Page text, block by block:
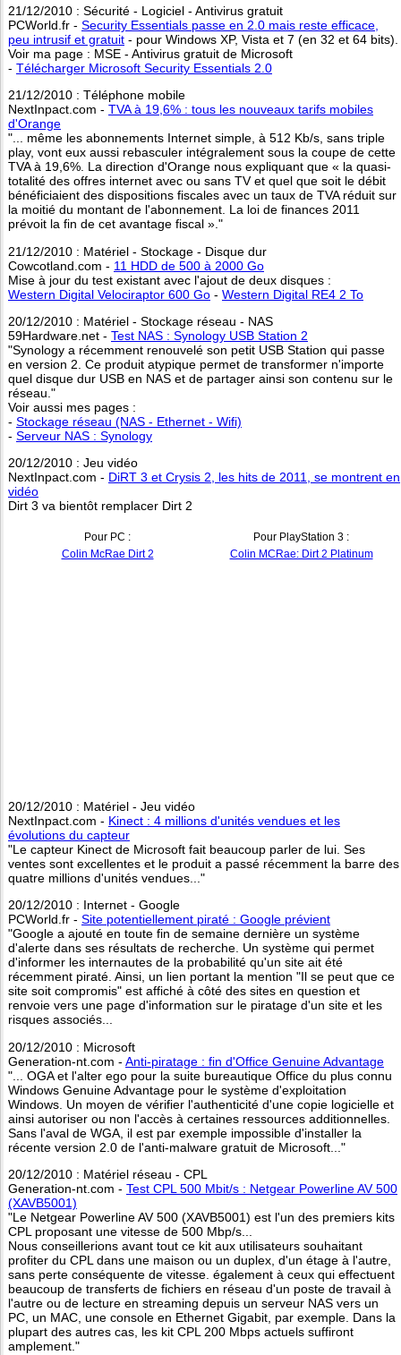
21/12/2010 : Sécurité - Logiciel - Antivirus gratuit
PCWorld.fr - Security Essentials passe en 2.0 mais reste efficace,
peu intrusif et gratuit - pour Windows XP, Vista et 7 (en 32 et 64 bits).
Voir ma page : MSE - Antivirus gratuit de Microsoft
- Télécharger Microsoft Security Essentials 2.0
21/12/2010 : Téléphone mobile
NextInpact.com - TVA à 19,6% : tous les nouveaux tarifs mobiles
d'Orange
"... même les abonnements Internet simple, à 512 Kb/s, sans triple
play, vont eux aussi rebasculer intégralement sous la coupe de cette
TVA à 19,6%. La direction d'Orange nous expliquant que « la quasi-
totalité des offres internet avec ou sans TV et quel que soit le débit
bénéficiaient des dispositions fiscales avec un taux de TVA réduit sur
la moitié du montant de l'abonnement. La loi de finances 2011
prévoit la fin de cet avantage fiscal »."
21/12/2010 : Matériel - Stockage - Disque dur
Cowcotland.com - 11 HDD de 500 à 2000 Go
Mise à jour du test existant avec l'ajout de deux disques :
Western Digital Velociraptor 600 Go - Western Digital RE4 2 To
20/12/2010 : Matériel - Stockage réseau - NAS
59Hardware.net - Test NAS : Synology USB Station 2
"Synology a récemment renouvelé son petit USB Station qui passe
en version 2. Ce produit atypique permet de transformer n'importe
quel disque dur USB en NAS et de partager ainsi son contenu sur le
réseau."
Voir aussi mes pages :
- Stockage réseau (NAS - Ethernet - Wifi)
- Serveur NAS : Synology
20/12/2010 : Jeu vidéo
NextInpact.com - DiRT 3 et Crysis 2, les hits de 2011, se montrent en
vidéo
Dirt 3 va bientôt remplacer Dirt 2
Pour PC :
Pour PlayStation 3 :
Colin McRae Dirt 2
Colin MCRae: Dirt 2 Platinum
20/12/2010 : Matériel - Jeu vidéo
NextInpact.com - Kinect : 4 millions d'unités vendues et les
évolutions du capteur
"Le capteur Kinect de Microsoft fait beaucoup parler de lui. Ses
ventes sont excellentes et le produit a passé récemment la barre des
quatre millions d'unités vendues..."
20/12/2010 : Internet - Google
PCWorld.fr - Site potentiellement piraté : Google prévient
"Google a ajouté en toute fin de semaine dernière un système
d'alerte dans ses résultats de recherche. Un système qui permet
d'informer les internautes de la probabilité qu'un site ait été
récemment piraté. Ainsi, un lien portant la mention "Il se peut que ce
site soit compromis" est affiché à côté des sites en question et
renvoie vers une page d'information sur le piratage d'un site et les
risques associés...
20/12/2010 : Microsoft
Generation-nt.com - Anti-piratage : fin d'Office Genuine Advantage
"... OGA et l'alter ego pour la suite bureautique Office du plus connu
Windows Genuine Advantage pour le système d'exploitation
Windows. Un moyen de vérifier l'authenticité d'une copie logicielle et
ainsi autoriser ou non l'accès à certaines ressources additionnelles.
Sans l'aval de WGA, il est par exemple impossible d'installer la
récente version 2.0 de l'anti-malware gratuit de Microsoft..."
20/12/2010 : Matériel réseau - CPL
Generation-nt.com - Test CPL 500 Mbit/s : Netgear Powerline AV 500
(XAVB5001)
"Le Netgear Powerline AV 500 (XAVB5001) est l'un des premiers kits
CPL proposant une vitesse de 500 Mbp/s...
Nous conseillerions avant tout ce kit aux utilisateurs souhaitant
profiter du CPL dans une maison ou un duplex, d'un étage à l'autre,
sans perte conséquente de vitesse. également à ceux qui effectuent
beaucoup de transferts de fichiers en réseau d'un poste de travail à
l'autre ou de lecture en streaming depuis un serveur NAS vers un
PC, un MAC, une console en Ethernet Gigabit, par exemple. Dans la
plupart des autres cas, les kit CPL 200 Mbps actuels suffiront
amplement."